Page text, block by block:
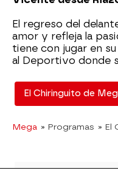
El regreso del
amor y refleja la
tiene con jugar en
al Deportivo donde
El Chiringuito de
Mega » Programas » El